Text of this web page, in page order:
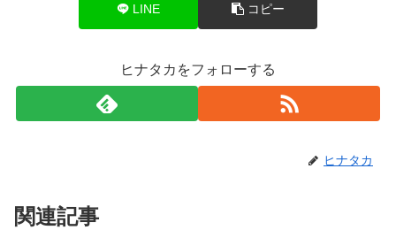
LINE コピー
ヒナタカをフォローする
ヒナタカ
関連記事